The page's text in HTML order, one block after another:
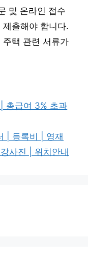
및 온라인 접수
출해야 합니다.
주택 관련 서류가
총급여 3% 초과
| 등록비 | 영재
사진 | 위치안내